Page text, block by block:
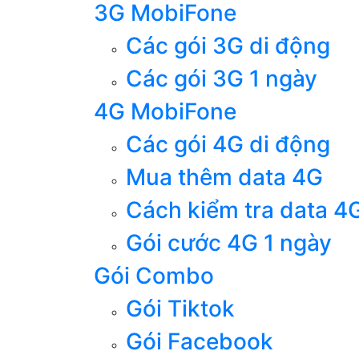
3G MobiFone
Các gói 3G di động
Các gói 3G 1 ngày
4G MobiFone
Các gói 4G di động
Mua thêm data 4G
Cách kiểm tra data
Gói cước 4G 1 ngày
Gói Combo
Gói Tiktok
Gói Facebook